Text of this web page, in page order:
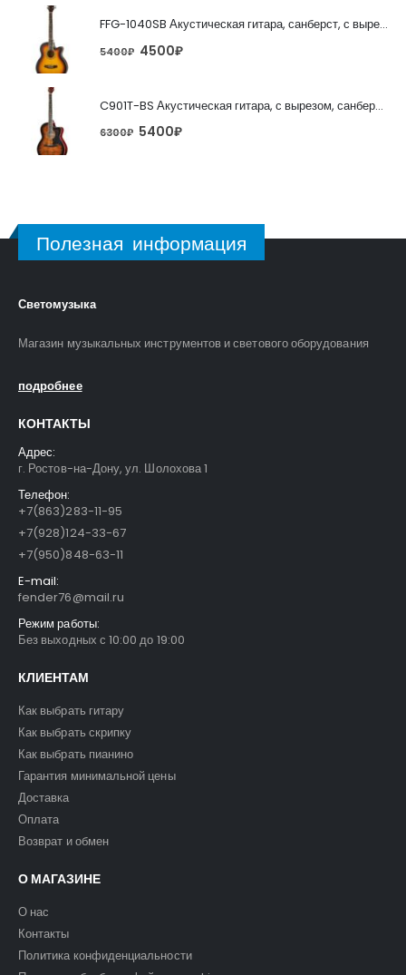
FFG-1040SB Акустическая гитара, санберст, с вырезом, Foix
5400₽ 4500₽
C901T-BS Акустическая гитара, с вырезом, санберст, Caraya
6300₽ 5400₽
Полезная информация
Светомузыка
Магазин музыкальных инструментов и светового оборудования
подробнее
КОНТАКТЫ
Адрес:
г. Ростов-на-Дону, ул. Шолохова 1
Телефон:
+7(863)283-11-95
+7(928)124-33-67
+7(950)848-63-11
E-mail:
fender76@mail.ru
Режим работы:
Без выходных с 10:00 до 19:00
КЛИЕНТАМ
Как выбрать гитару
Как выбрать скрипку
Как выбрать пианино
Гарантия минимальной цены
Доставка
Оплата
Возврат и обмен
О МАГАЗИНЕ
О нас
Контакты
Политика конфиденциальности